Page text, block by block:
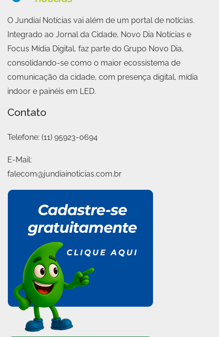
O Jundiaí Notícias vai além de um portal de notícias.
Integrado ao Jornal da Cidade, Novo Dia Notícias e
Focus Mídia Digital, faz parte do Grupo Novo Dia,
consolidando-se como o maior ecossistema de
comunicação da cidade, com presença digital, mídia
indoor e painéis em LED.
Contato
Telefone: (11) 95923-0694
E-Mail:
falecom@jundiainoticias.com.br